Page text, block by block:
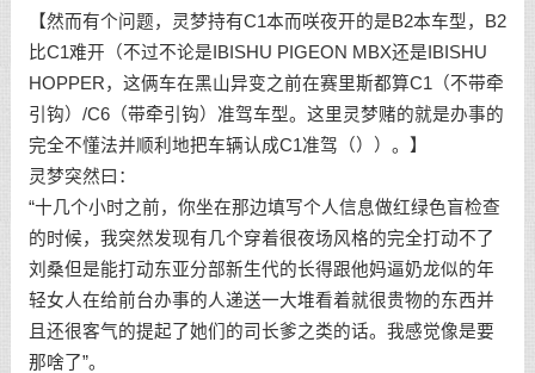
【然而有个问题，灵梦持有C1本而咲夜开的是B2本车型，B2
比C1难开（不过不论是IBISHU PIGEON MBX还是IBISHU
HOPPER，这俩车在黑山异变之前在赛里斯都算C1（不带牵
引钩）/C6（带牵引钩）准驾车型。这里灵梦赌的就是办事的
完全不懂法并顺利地把车辆认成C1准驾（））。】
灵梦突然曰：
“十几个小时之前，你坐在那边填写个人信息做红绿色盲检查
的时候，我突然发现有几个穿着很夜场风格的完全打动不了
刘桑但是能打动东亚分部新生代的长得跟他妈逼奶龙似的年
轻女人在给前台办事的人递送一大堆看着就很贵物的东西并
且还很客气的提起了她们的司长爹之类的话。我感觉像是要
那啥了”。